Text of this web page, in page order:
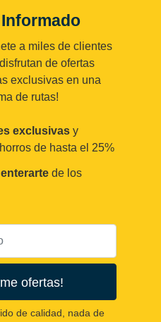
a miles de clientes
de ofertas
exclusivas en una
de rutas!
exclusivas y
de hasta el 25%
de los
ofertas!
de calidad, nada de